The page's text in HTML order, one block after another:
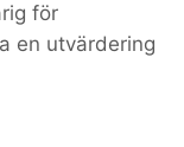
för
en utvärdering